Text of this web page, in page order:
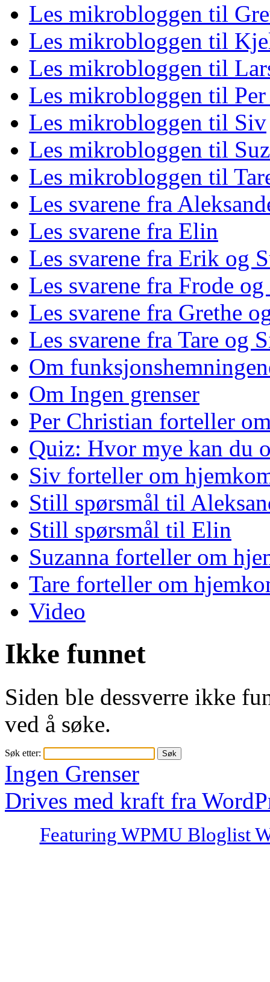
Les mikrobloggen til
Les mikrobloggen til
Les mikrobloggen til
Les mikrobloggen til
Les mikrobloggen til Siv
Les mikrobloggen til
Les mikrobloggen til
Les svarene fra
Les svarene fra Elin
Les svarene fra Erik og
Les svarene fra Frode
Les svarene fra Grethe
Les svarene fra Tare og
Om
Om Ingen grenser
Per Christian forteller
Quiz: Hvor mye kan du
Siv forteller om
Still spørsmål til
Still spørsmål til Elin
Suzanna forteller om
Tare forteller om
Video
Ikke funnet
Siden ble dessverre ikke
ved å søke.
Søk etter:
Ingen Grenser
Drives med kraft fra
Featuring WPMU Bloglist